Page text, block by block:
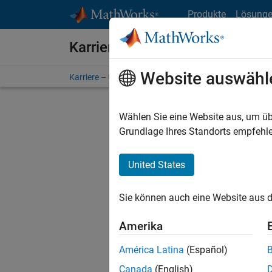
Produkte
Karriere bei MathWorks
Karriere – Übersicht Stellensuche
FILTER:
Stellen
Es
Region
Website
Wählen Sie eine Website aus, um
Grundlage Ihres Standorts
United States
Sie können auch eine Website aus
Amerika
América Latina (Español)
Canada (English)